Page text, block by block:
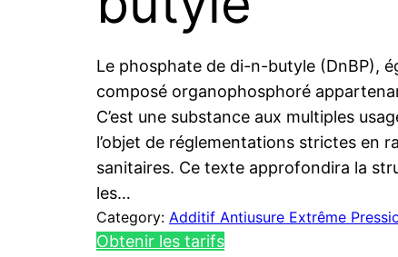
Le phosphate de di-n-butyle (DnBP),
composé organophosphoré
C’est une substance aux multiples
l’objet de réglementations strictes en
sanitaires. Ce texte approfondira la
les…
Category: Additif Antiusure Extrême
Obtenir les tarifs